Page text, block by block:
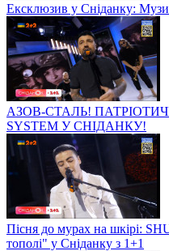
Ексклюзив у Сніданку:
АЗОВ-СТАЛЬ!
SYSTEM У СНІДАНКУ!
Пісня до мурах на шкірі:
тополі" у Сніданку з 1+1